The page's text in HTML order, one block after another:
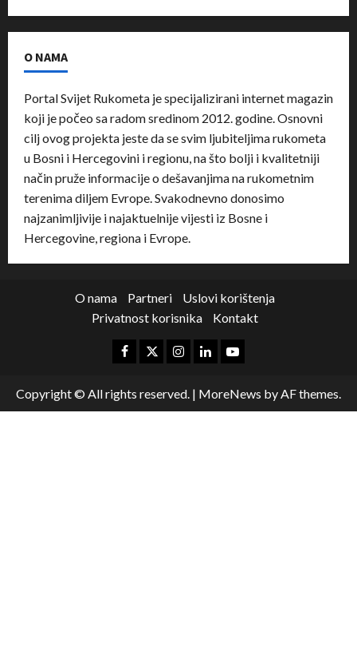
O NAMA
Portal Svijet Rukometa je specijalizirani internet magazin
koji je počeo sa radom sredinom 2012. godine. Osnovni
cilj ovog projekta jeste da se svim ljubiteljima rukometa
u Bosni i Hercegovini i regionu, na što bolji i kvalitetniji
način pruže informacije o dešavanjima na rukometnim
terenima diljem Evrope. Svakodnevno donosimo
najzanimljivije i najaktuelnije vijesti iz Bosne i
Hercegovine, regiona i Evrope.
O nama Partneri
Uslovi korištenja
Privatnost korisnika
Kontakt
Copyright © All rights reserved. | MoreNews by AF themes.